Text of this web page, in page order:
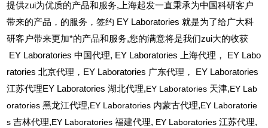
提供zui为优质的产品和服务,上海起发一直秉承为中国科研客户
带来的产品，的服务，签约 EY Laboratories 就是为了给广大科
研客户带来更加*的产品和服务,您的满意将是我们zui大的收获
EY Laboratories中国代理, EY Laboratories 上海代理， EY Labo
ratories 北京代理，EY Laboratories 广东代理， EY Laboratories
江苏代理EY Laboratories 湖北代理,EY Laboratories 天津,EY Lab
oratories黑龙江代理,EY Laboratories 内蒙古代理,EY Laboratorie
s吉林代理,EY Laboratories福建代理, EY Laboratories江苏代理,